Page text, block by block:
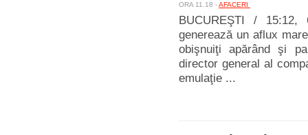
ORA 11.18 -AFACERI
BUCUREŞTI / 15:12,
generează un aflux
obişnuiţi apărând şi
director general al
emulaţie ...